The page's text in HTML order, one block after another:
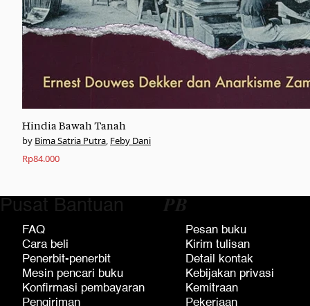
Hindia Bawah Tanah
Bima Satria Putra, Feby Dani
Rp84.000
Pusat Bantuan
FAQ
Cara beli
Penerbit-penerbit
Mesin pencari buku
Konfirmasi pembayaran
Pengiriman
𝑷𝑩
Pesan buku
Kirim tulisan
Detail kontak
Kebijakan privasi
Kemitraan
Pekerjaan